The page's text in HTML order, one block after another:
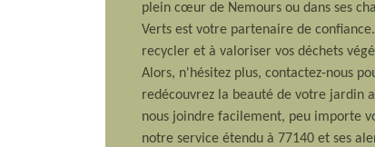
plein cœur de Nemours ou dans ses
Verts est votre partenaire de
recycler et à valoriser vos déchets
Alors, n'hésitez plus, contactez-nous
redécouvrez la beauté de votre jardin
nous joindre facilement, peu importe
notre service étendu à 77140 et ses